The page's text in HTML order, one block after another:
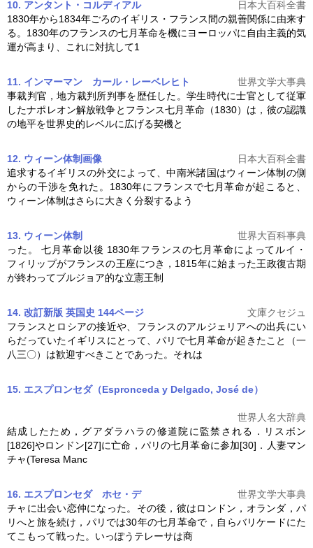
10. アンタント・コルディアル
日本大百科全書
1830年から1834年ごろのイギリス・フランス間の親善関係に由来す
る。1830年のフランスの七月革命を機にヨーロッパに自由主義的気
運が高まり、これに対抗して1
11. インマーマン カール・レーベレヒト
世界文学大事典
事裁判官，地方裁判所判事を歴任した。学生時代に士官として従軍
したナポレオン解放戦争とフランス七月革命（1830）は，彼の認識
の地平を世界史的レベルに広げる契機と
12. ウィーン体制画像
日本大百科全書
追求するイギリスの外交によって、中南米諸国はウィーン体制の側
からの干渉を免れた。1830年にフランスで七月革命が起こると、
ウィーン体制はさらに大きく分裂するよう
13. ウィーン体制
世界大百科事典
った。七月革命以後 1830年フランスの七月革命によってルイ・
フィリップがフランスの王座につき，1815年に始まった王政復古期
が終わってブルジョア的な立憲王制
14. 改訂新版 英国史 144ページ
文庫クセジュ
フランスとロシアの接近や、フランスのアルジェリアへの出兵にい
らだっていたイギリスにとって、パリで七月革命が起きたこと（一
八三〇）は歓迎すべきことであった。それは
15. エスプロンセダ（Espronceda y Delgado, José de）
世界人名大辞典
結成したため，グアダラハラの修道院に監禁される．リスボン
[1826]やロンドン[27]に亡命，パリの七月革命に参加[30]．人妻マン
チャ(Teresa Manc
16. エスプロンセダ ホセ・デ
世界文学大事典
チャに出会い恋仲になった。その後，彼はロンドン，オランダ，パ
リへと旅を続け，パリでは30年の七月革命で，自らバリケードにた
てこもって戦った。いっぽうテレーサは商